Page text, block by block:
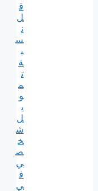
ق
ل
ن
س
ب
ة
ت
م
و
ي
ل
ش
خ
ص
ي
ف
ي